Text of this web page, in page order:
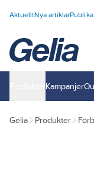
AktuelltNya artiklar
Kampanjer
Gelia Produkter